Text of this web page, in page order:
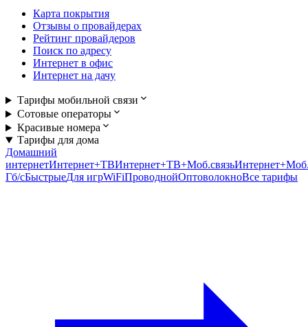
Карта покрытия
Отзывы о провайдерах
Рейтинг провайдеров
Поиск по адресу
Интернет в офис
Интернет на дачу
Тарифы мобильной связи
Сотовые операторы
Красивые номера
Тарифы для дома
Домашний
интернетИнтернет+ТВИнтернет+ТВ+Моб.связь
Гб/cБыстрыеДля игрWiFiПроводнойОптоволокноВсе тарифы